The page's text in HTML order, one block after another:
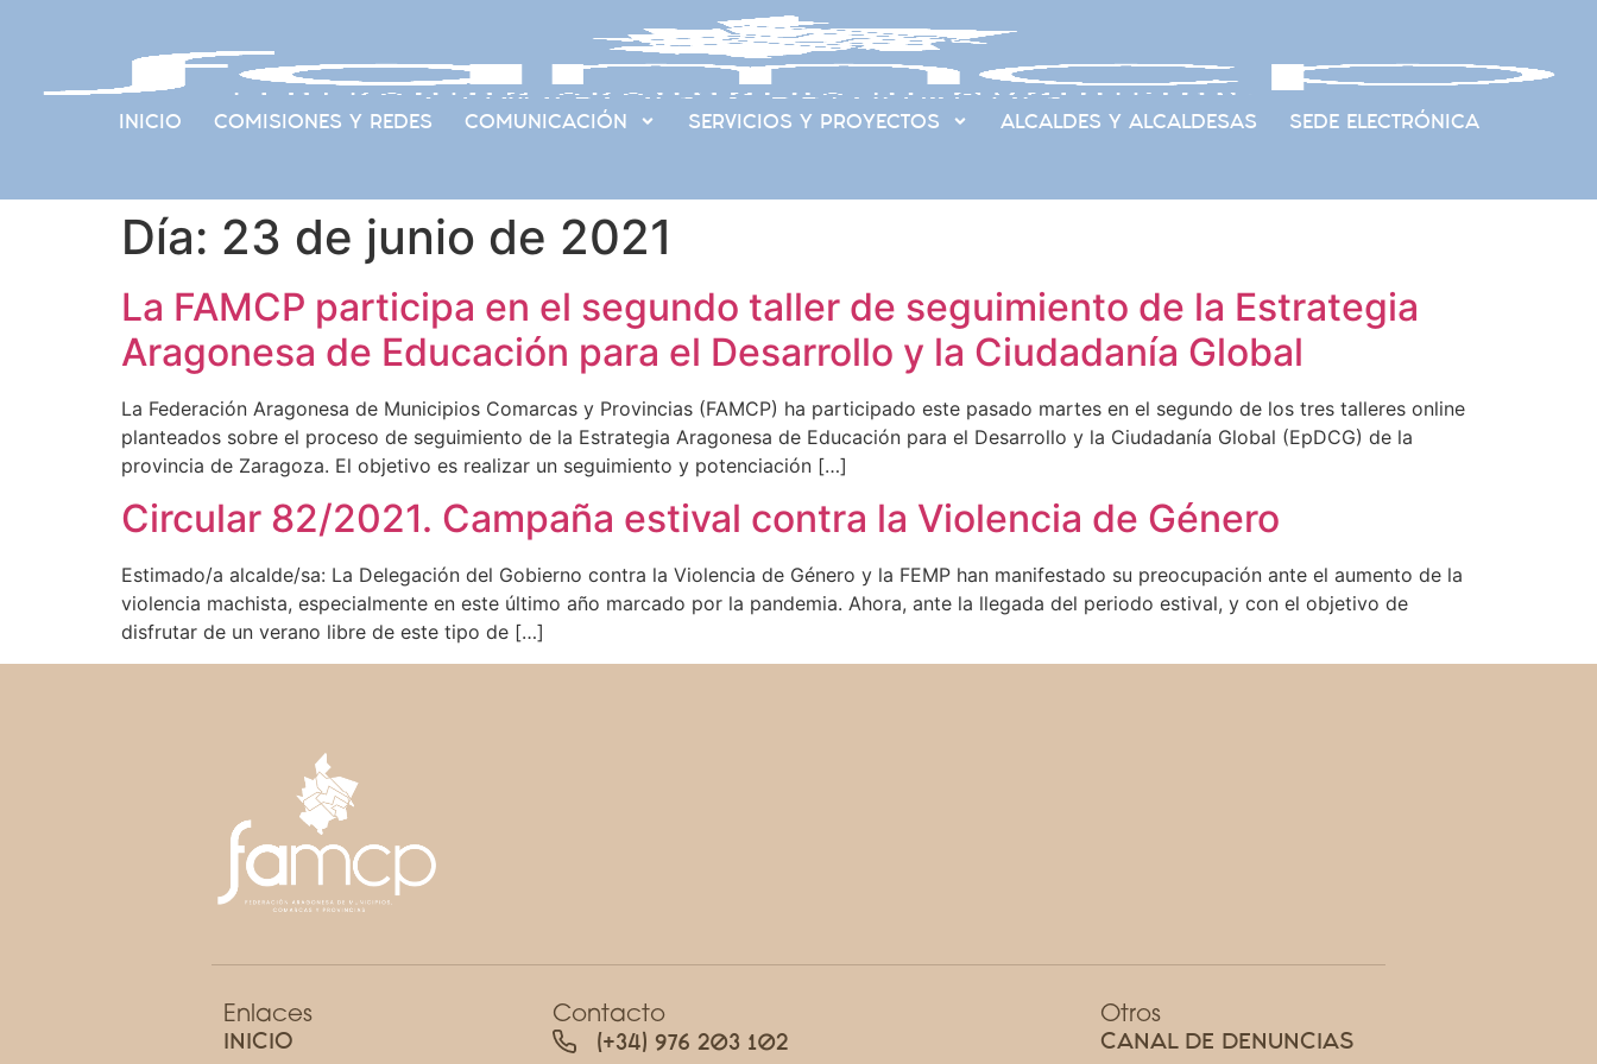
INICIO COMISIONES Y REDES COMUNICACIÓN SERVICIOS Y PROYECTOS ALCALDES Y ALCALDESAS SEDE ELECTRÓNICA
Día: 23 de junio de 2021
La FAMCP participa en el segundo taller de seguimiento de la Estrategia
Aragonesa de Educación para el Desarrollo y la Ciudadanía Global
La Federación Aragonesa de Municipios Comarcas y Provincias (FAMCP) ha participado este pasado martes en el segundo de los tres talleres online
planteados sobre el proceso de seguimiento de la Estrategia Aragonesa de Educación para el Desarrollo y la Ciudadanía Global (EpDCG) de la
provincia de Zaragoza. El objetivo es realizar un seguimiento y potenciación […]
Circular 82/2021. Campaña estival contra la Violencia de Género
Estimado/a alcalde/sa: La Delegación del Gobierno contra la Violencia de Género y la FEMP han manifestado su preocupación ante el aumento de la
violencia machista, especialmente en este último año marcado por la pandemia. Ahora, ante la llegada del periodo estival, y con el objetivo de
disfrutar de un verano libre de este tipo de […]
Enlaces
INICIO
Contacto
(+34) 976 203 102
Otros
CANAL DE DENUNCIAS